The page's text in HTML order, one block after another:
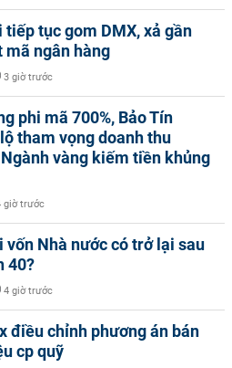
tiếp tục gom DMX, xả gần
mã ngân hàng
3 giờ trước
phi mã 700%, Bảo Tín
tham vọng doanh thu
vàng kiếm tiền khủng
giờ trước
vốn Nhà nước có trở lại sau
40?
4 giờ trước
điều chỉnh phương án bán
cp quỹ